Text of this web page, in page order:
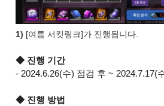
1) [여름 서킷링크]가 진행됩니다.
◆ 진행 기간
- 2024.6.26(수) 점검 후 ~ 2024.7.17(
◆ 진행 방법